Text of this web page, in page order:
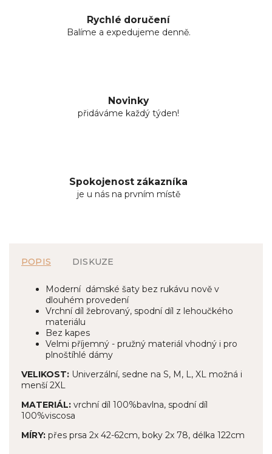
Rychlé doručení
Balíme a expedujeme denně.
Novinky
přidáváme každý týden!
Spokojenost zákazníka
je u nás na prvním místě
POPIS DISKUZE
Moderní dámské šaty bez rukávu nově v
dlouhém provedení
Vrchní díl žebrovaný, spodní díl z lehoučkého
materiálu
Bez kapes
Velmi příjemný - pružný materiál vhodný i pro
plnoštíhlé dámy
VELIKOST: Univerzální, sedne na S, M, L, XL možná i
menší 2XL
MATERIÁL: vrchní díl 100%bavlna, spodní díl
100%viscosa
MÍRY: přes prsa 2x 42-62cm, boky 2x 78, délka 122cm